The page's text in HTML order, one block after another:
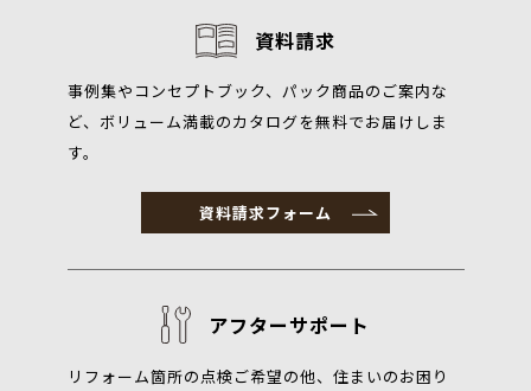
資料請求
事例集やコンセプトブック、パック商品のご案内な
ど、ボリューム満載のカタログを無料でお届けしま
す。
資料請求フォーム
アフターサポート
リフォーム箇所の点検ご希望の他、住まいのお困り